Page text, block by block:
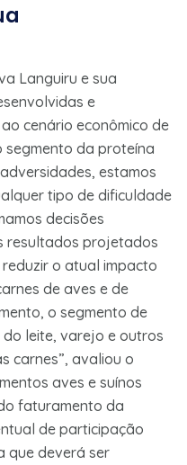
Languiru e sua
e
cenário econômico de
segmento da proteína
estamos
tipo de dificuldade
decisões
resultados projetados
o atual impacto
de aves e de
o segmento de
leite, varejo e outros
carnes”, avaliou o
aves e suínos
faturamento da
de participação
que deverá ser